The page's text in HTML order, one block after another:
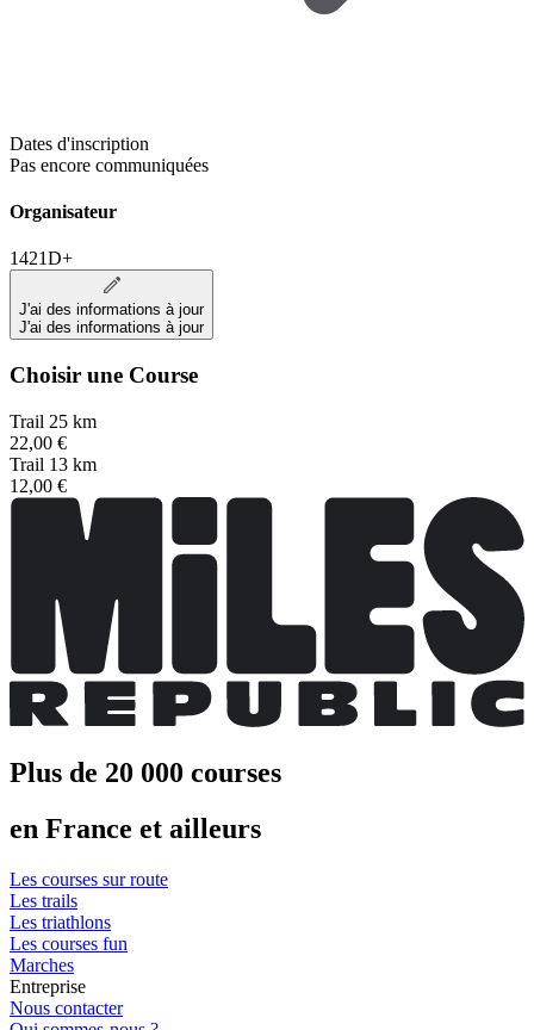
Dates d'inscription
Pas encore communiquées
Organisateur
1421D+
J'ai des informations à jour
J'ai des informations à jour
Choisir une Course
Trail 25 km
22,00 €
Trail 13 km
12,00 €
Plus de 20 000 courses
en France et ailleurs
Les courses sur route
Les trails
Les triathlons
Les courses fun
Marches
Entreprise
Nous contacter